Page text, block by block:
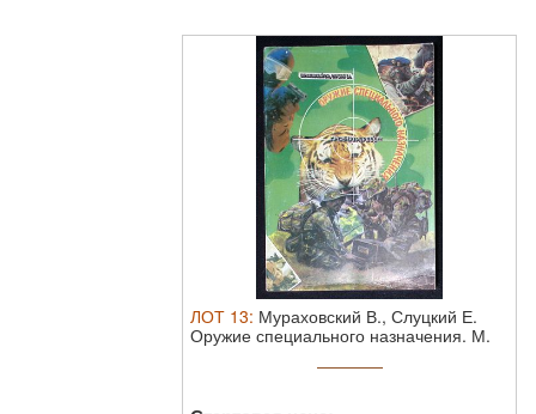
ЛОТ 13: Мураховский В., Слуцкий Е.
Оружие специального назначения. М.